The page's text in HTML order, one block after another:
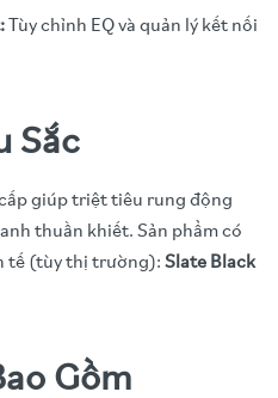
Tùy chỉnh EQ và quản lý kết nối
Sắc
giúp triệt tiêu rung động
thuần khiết. Sản phẩm có
tế (tùy thị trường): Slate Black
Gồm